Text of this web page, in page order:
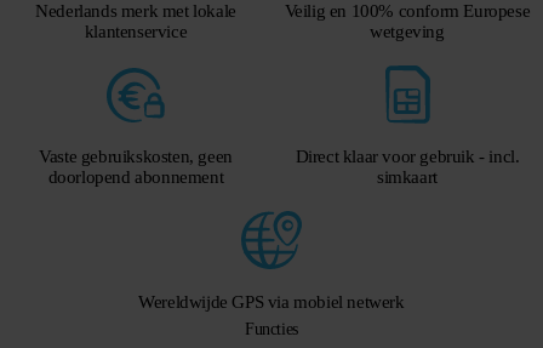
Nederlands merk met lokale
klantenservice
Veilig en 100% conform Europese
wetgeving
Vaste gebruikskosten, geen
doorlopend abonnement
Direct klaar voor gebruik - incl.
simkaart
Wereldwijde GPS via mobiel netwerk
Functies